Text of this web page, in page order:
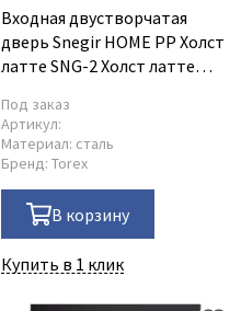
Входная двустворчатая
дверь Snegir HOME PP Холст
латте SNG-2 Холст латте
Под заказ
Артикул:
Материал: сталь
Бренд: Torex
В корзину
Купить в 1 клик